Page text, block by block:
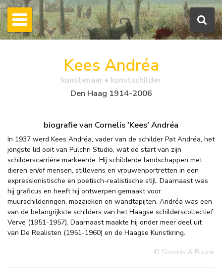
Kees Andréa
kunstenaar • kunstschilder
Den Haag 1914-2006
biografie van Cornelis 'Kees' Andréa
In 1937 werd Kees Andréa, vader van de schilder Pat Andréa, het
jongste lid ooit van Pulchri Studio, wat de start van zijn
schilderscarrière markeerde. Hij schilderde landschappen met
dieren en/of mensen, stillevens en vrouwenportretten in een
expressionistische en poëtisch-realistische stijl. Daarnaast was
hij graficus en heeft hij ontwerpen gemaakt voor
muurschilderingen, mozaïeken en wandtapijten. Andréa was een
van de belangrijkste schilders van het Haagse schilderscollectief
Verve (1951-1957). Daarnaast maakte hij onder meer deel uit
van De Realisten (1951-1960) en de Haagse Kunstkring.
© Simonis & Buunk